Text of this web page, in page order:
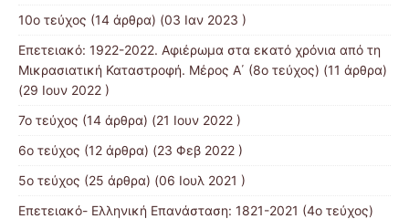
10ο τεύχος (14 άρθρα) (03 Ιαν 2023 )
Επετειακό: 1922-2022. Αφιέρωμα στα εκατό χρόνια από τη
Μικρασιατική Καταστροφή. Μέρος Α΄ (8ο τεύχος) (11 άρθρα)
(29 Ιουν 2022 )
7o τεύχος (14 άρθρα) (21 Ιουν 2022 )
6ο τεύχος (12 άρθρα) (23 Φεβ 2022 )
5ο τεύχος (25 άρθρα) (06 Ιουλ 2021 )
Επετειακό- Ελληνική Επανάσταση: 1821-2021 (4ο τεύχος)